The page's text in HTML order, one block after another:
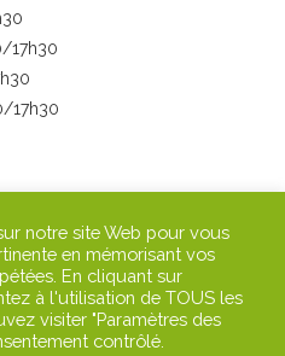
17h30
17h30
notre site Web pour vous
en mémorisant vos
En cliquant sur
à l'utilisation de TOUS les
visiter "Paramètres des
contrôlé.